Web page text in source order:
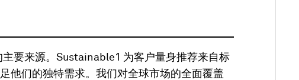
要来源。Sustainable1 为客户量身推荐来自标
他们的独特需求。我们对全球市场的全面覆盖